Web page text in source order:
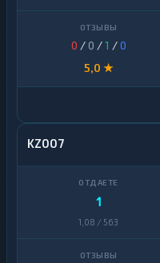
0 / 0 /1 /0
5,0 ★
KZ007
1
1,08 / 563